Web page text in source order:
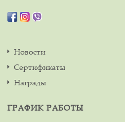
Новости
Сертификаты
Награды
ГРАФИК РАБОТЫ